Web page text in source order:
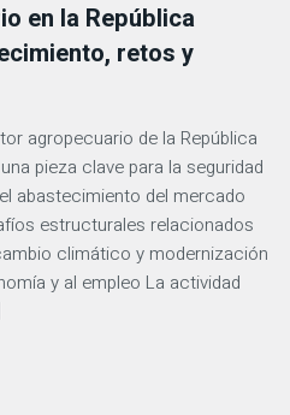
en la República
retos y
agropecuario de la República
pieza clave para la seguridad
abastecimiento del mercado
estructurales relacionados
climático y modernización
y al empleo La actividad